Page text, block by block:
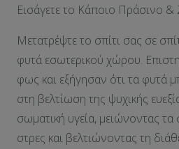
Εισάγετε το Κάποιο Πράσινο
Μετατρέψτε το σπίτι σας σε
φυτά εσωτερικού χώρου.
φως και εξήγησαν ότι τα
στη βελτίωση της ψυχικής
σωματική υγεία, μειώνοντας τα
στρες και βελτιώνοντας τη